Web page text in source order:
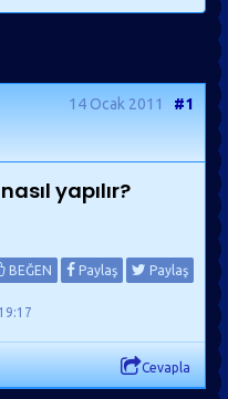
14 Ocak 2011 #1
yapılır?
BEĞEN Paylaş Paylaş
Cevapla